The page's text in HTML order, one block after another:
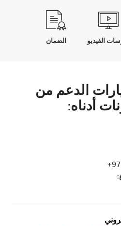
الفيديو الضمان
الدعم من
أدناه: